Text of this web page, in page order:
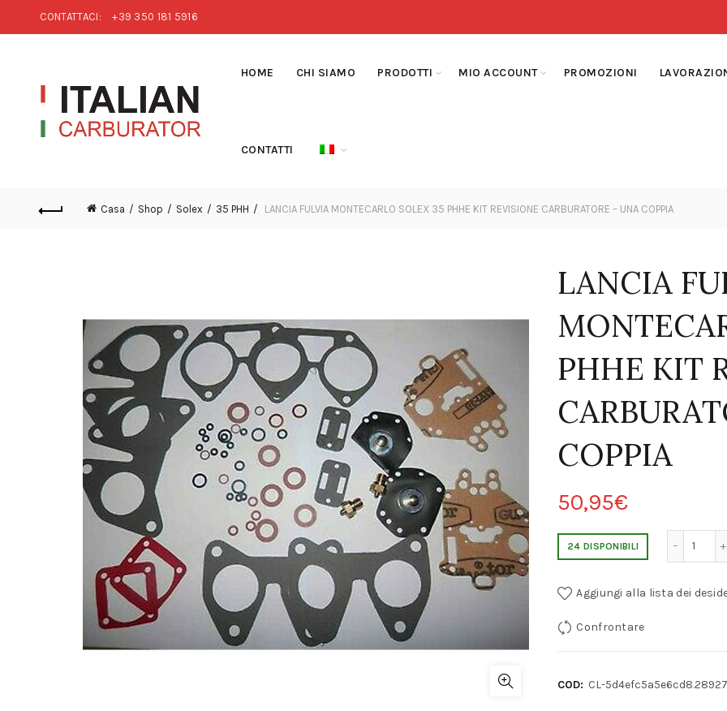
CONTATTACI: +39 350 181 5916
HOME CHI SIAMO PRODOTTI MIO ACCOUNT PROMOZIONI
CONTATTI
Casa Shop Solex 35 PHH LANCIA FULVIA MONTECARLO SOLEX 35 PHHE KIT REVISIONE CARBURATORE – UNA COPPIA
LANCIA
PHHE KIT
COPPIA
50,95€
24 DISPONIBILI
LANCIA FULVIA MONTECARLO SOLEX 35 PHHE KIT
Aggiungi alla lista dei
Confrontare
COD: CL-